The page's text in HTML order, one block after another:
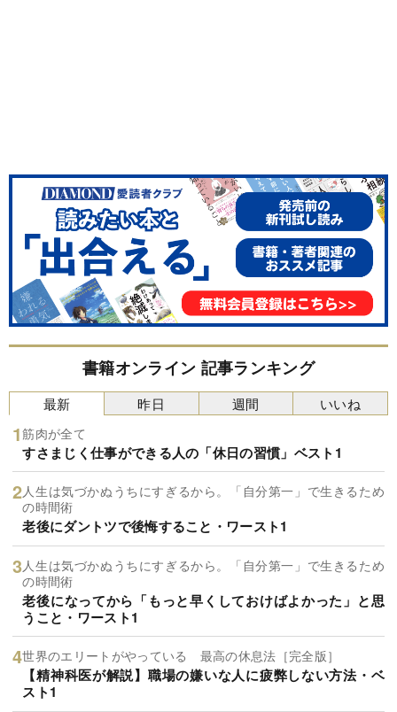
書籍オンライン 記事ランキング
最新
筋肉が全て
すさまじく仕事ができる人の「休日の習慣」ベスト1
人生は気づかぬうちにすぎるから。「自分第一」で生きるため
の時間術
老後にダントツで後悔すること・ワースト1
人生は気づかぬうちにすぎるから。「自分第一」で生きるため
の時間術
老後になってから「もっと早くしておけばよかった」と思
うこと・ワースト1
世界のエリートがやっている 最高の休息法［完全版］
【精神科医が解説】職場の嫌いな人に疲弊しない方法・ベ
スト1
昨日 週間 いいね